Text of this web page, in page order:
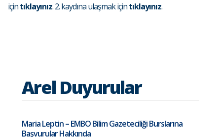
içintıklayınız. 2. kaydına ulaşmak içintıklayınız.
Arel Duyurular
Maria Leptin – EMBO Bilim Gazeteciliği Burslarına
Başvurular Hakkında